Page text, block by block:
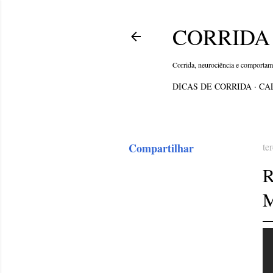
Corrida, neurociência e
DICAS DE CORRIDA
Compartilhar